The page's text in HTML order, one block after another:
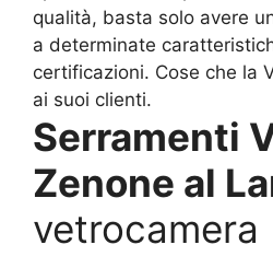
qualità, basta solo avere
a determinate
certificazioni. Cose che la
ai suoi clienti.
Serramenti
Zenone al
vetrocamera